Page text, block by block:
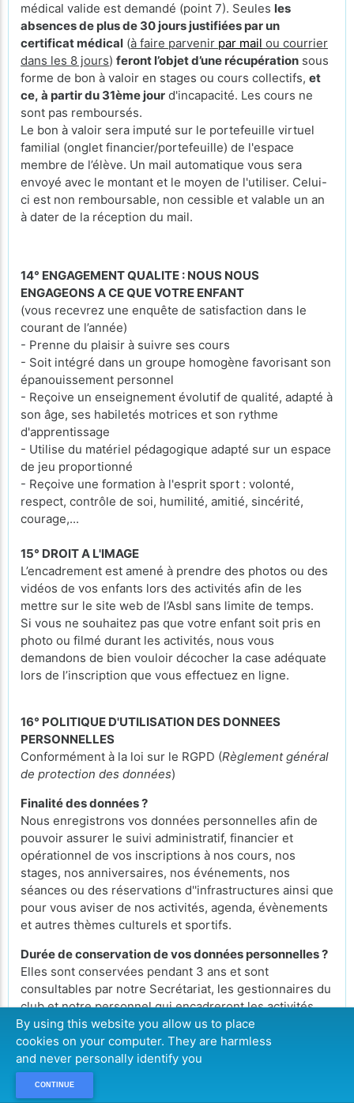
médical valide est demandé (point 7). Seules les
absences de plus de 30 jours justifiées par un
certificat médical (à faire parvenir par mail ou courrier
dans les 8 jours) feront l’objet d’une récupération sous
forme de bon à valoir en stages ou cours collectifs, et
ce, à partir du 31ème jour d'incapacité. Les cours ne
sont pas remboursés.
Le bon à valoir sera imputé sur le portefeuille virtuel
familial (onglet financier/portefeuille) de l'espace
membre de l’élève. Un mail automatique vous sera
envoyé avec le montant et le moyen de l'utiliser. Celui-
ci est non remboursable, non cessible et valable un an
à dater de la réception du mail.
14° ENGAGEMENT QUALITE : NOUS NOUS
ENGAGEONS A CE QUE VOTRE ENFANT
(vous recevrez une enquête de satisfaction dans le
courant de l’année)
- Prenne du plaisir à suivre ses cours
- Soit intégré dans un groupe homogène favorisant son
épanouissement personnel
- Reçoive un enseignement évolutif de qualité, adapté à
son âge, ses habiletés motrices et son rythme
d'apprentissage
- Utilise du matériel pédagogique adapté sur un espace
de jeu proportionné
- Reçoive une formation à l'esprit sport : volonté,
respect, contrôle de soi, humilité, amitié, sincérité,
courage,...
15° DROIT A L'IMAGE
L’encadrement est amené à prendre des photos ou des
vidéos de vos enfants lors des activités afin de les
mettre sur le site web de l’Asbl sans limite de temps.
Si vous ne souhaitez pas que votre enfant soit pris en
photo ou filmé durant les activités, nous vous
demandons de bien vouloir décocher la case adéquate
lors de l’inscription que vous effectuez en ligne.
16° POLITIQUE D'UTILISATION DES DONNEES
PERSONNELLES
Conformément à la loi sur le RGPD (Règlement général
de protection des données)
Finalité des données ?
Nous enregistrons vos données personnelles afin de
pouvoir assurer le suivi administratif, financier et
opérationnel de vos inscriptions à nos cours, nos
stages, nos anniversaires, nos événements, nos
séances ou des réservations d''infrastructures ainsi que
pour vous aviser de nos activités, agenda, évènements
et autres thèmes culturels et sportifs.
Durée de conservation de vos données personnelles ?
Elles sont conservées pendant 3 ans et sont
consultables par notre Secrétariat, les gestionnaires du
club et notre personnel qui encadreront les activités
auxquelles vous vous serez inscrits.
Droit d'accès vos données personnelles ?
Conformément à la loi RGDP, vous pouvez exercer
votre droit d'accès aux données vous concernant et les
By using this website you allow us to place
cookies on your computer. They are harmless
and never personally identify you
CONTINUE